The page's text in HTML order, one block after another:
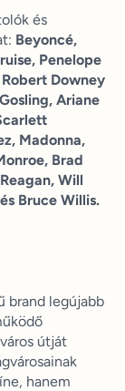
és
Beyoncé,
Penelope
Downey
Ariane
Madonna,
Brad
Will
Bruce Willis.
brand legújabb
útját
hanem